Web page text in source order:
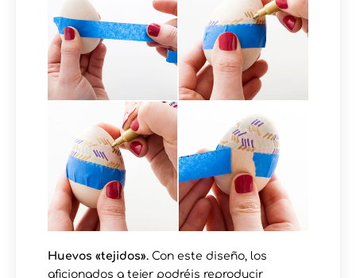
Huevos «tejidos». Con este diseño, los
aficionados a tejer podréis reproducir